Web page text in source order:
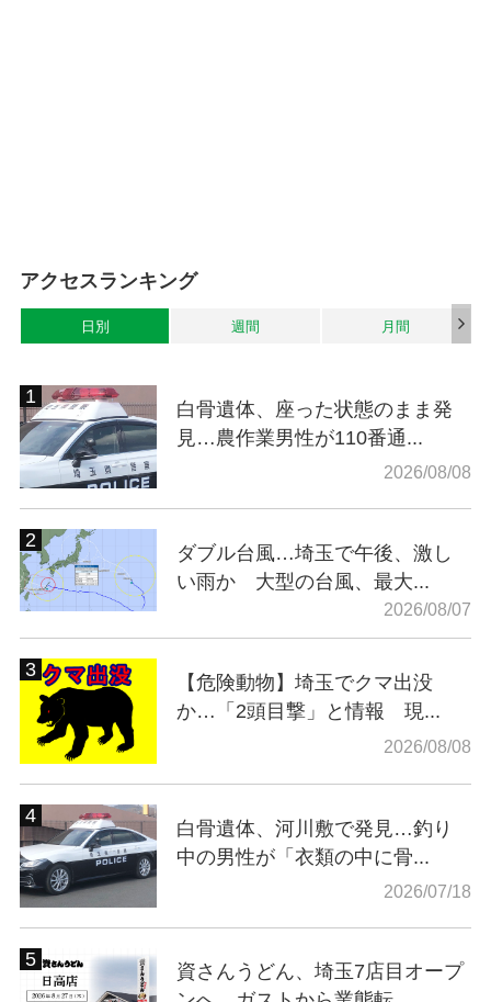
アクセスランキング
日別 週間 月間
白骨遺体、座った状態のまま発
見…農作業男性が110番通...
2026/08/08
ダブル台風…埼玉で午後、激し
い雨か 大型の台風、最大...
2026/08/07
【危険動物】埼玉でクマ出没
か…「2頭目撃」と情報 現...
2026/08/08
白骨遺体、河川敷で発見…釣り
中の男性が「衣類の中に骨...
2026/07/18
資さんうどん、埼玉7店目オープ